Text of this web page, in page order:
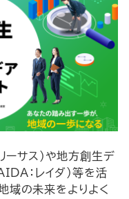
ーサス）や地方創生デ
：レイダ）等を活
域の未来をよりよく